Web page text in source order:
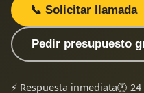
📞 Solicitar llamada
Pedir presupuesto
⚡ Respuesta inmediata🕐